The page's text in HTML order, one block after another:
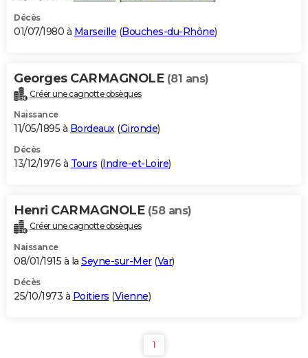
Décès
01/07/1980 à Marseille (Bouches-du-Rhône)
Georges CARMAGNOLE (81 ans)
Créer une cagnotte obsèques
Naissance
11/05/1895 à Bordeaux(Gironde)
Décès
13/12/1976 à Tours (Indre-et-Loire)
Henri CARMAGNOLE (58 ans)
Créer une cagnotte obsèques
Naissance
08/01/1915 à la Seyne-sur-Mer(Var)
Décès
25/10/1973 à Poitiers (Vienne)
1